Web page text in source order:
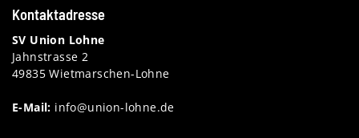
Kontaktadresse
SV Union Lohne
Jahnstrasse 2
49835 Wietmarschen-Lohne
E-Mail: info@union-lohne.de